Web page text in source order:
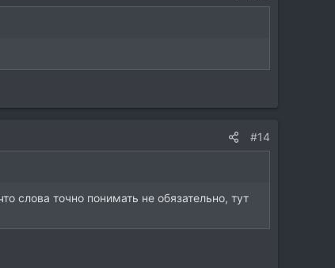
#14
слова точно понимать не обязательно, тут